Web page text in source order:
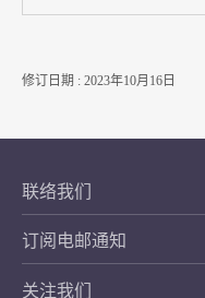
修订日期 : 2023年10月16日
联络我们
订阅电邮通知
关注我们